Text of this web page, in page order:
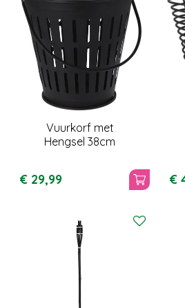
Vuurkorf met
Hengsel 38cm
€ 29,99 €